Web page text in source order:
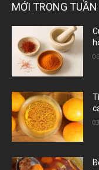
MỚI TRONG TUẦN